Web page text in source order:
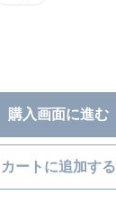
購入画面に進む
カートに追加する